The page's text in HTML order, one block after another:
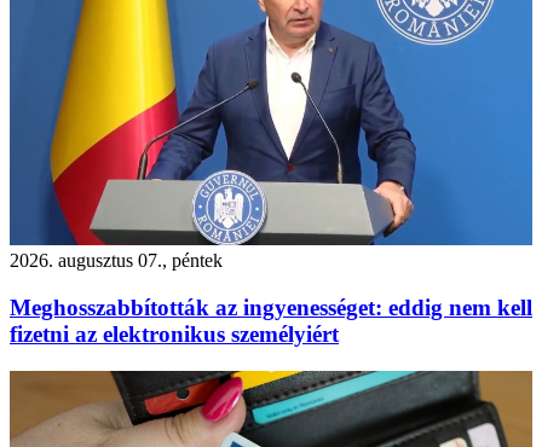
2026. augusztus 07., péntek
Meghosszabbították az ingyenességet: eddig nem kell
fizetni az elektronikus személyiért